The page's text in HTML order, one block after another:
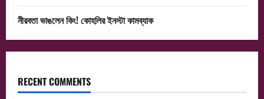
নীরবতা ভাঙলেন কিং! কোহলির ইনস্টা কামব্যাক
RECENT COMMENTS